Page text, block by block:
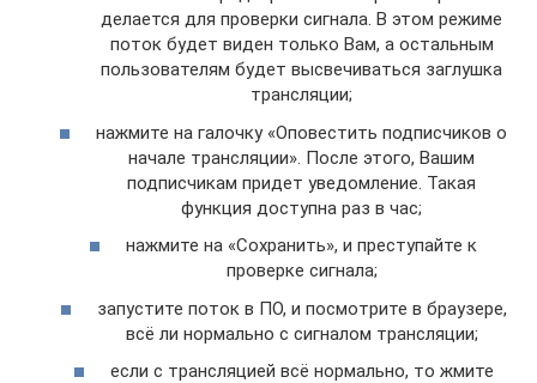
делается для проверки сигнала. В этом режиме
поток будет виден только Вам, а остальным
пользователям будет высвечиваться заглушка
трансляции;
нажмите на галочку «Оповестить подписчиков о
начале трансляции». После этого, Вашим
подписчикам придет уведомление. Такая
функция доступна раз в час;
нажмите на «Сохранить», и преступайте к
проверке сигнала;
запустите поток в ПО, и посмотрите в браузере,
всё ли нормально с сигналом трансляции;
если с трансляцией всё нормально, то жмите